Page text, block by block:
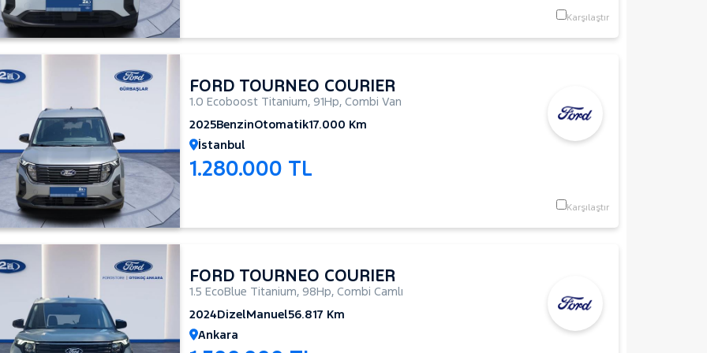
Karşılaştır
FORD TOURNEO COURIER
1.0 Ecoboost Titanium, 91Hp, Combi Van
2025BenzinOtomatik17.000 Km
İstanbul
1.280.000 TL
Karşılaştır
FORD TOURNEO COURIER
1.5 EcoBlue Titanium, 98Hp, Combi Camlı
2024DizelManuel56.817 Km
Ankara